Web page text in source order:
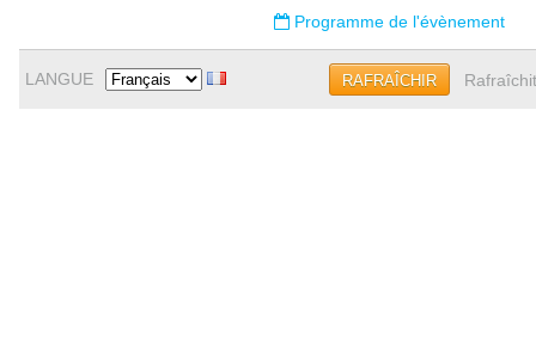
Programme de l'évènement
LANGUE RAFRAÎCHIR